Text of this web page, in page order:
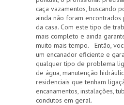
caça vazamentos, buscando
ainda não foram
da casa. Com este tipo de
mais completo e ainda
muito mais tempo. Então,
um encanador eficiente e
qualquer tipo de problema
de água, manutenção
residenciais que tenham
encanamentos, instalações,
condutos em geral.